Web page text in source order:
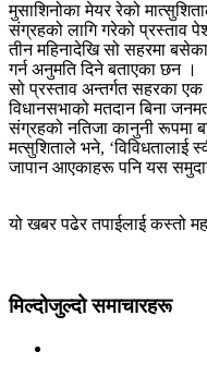
मुसाशिनोका मेयर रेको
संग्रहको लागि गरेको प्रस्ताव
तीन महिनादेखि सो सहरमा
गर्न अनुमति दिने बताएका छन ।
सो प्रस्ताव अन्तर्गत सहरका
विधानसभाको मतदान बिना
संग्रहको नतिजा कानुनी रूपमा
मत्सुशिताले भने, ‘विविधतालाई
जापान आएकाहरू पनि यस
यो खबर पढेर तपाईलाई कस्तो
मिल्दोजुल्दो समाचारहरू